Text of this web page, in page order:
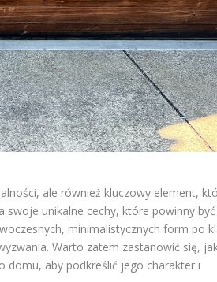
ale również kluczowy element,
swoje unikalne cechy, które powinny być
minimalistycznych form po
Warto zatem zastanowić się,
domu, aby podkreślić jego charakter i